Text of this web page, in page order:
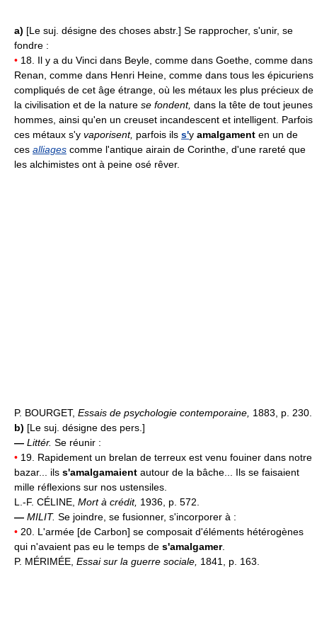
a) [Le suj. désigne des choses abstr.] Se rapprocher, s'unir, se
fondre :
• 18. Il y a du Vinci dans Beyle, comme dans Goethe, comme dans
Renan, comme dans Henri Heine, comme dans tous les épicuriens
compliqués de cet âge étrange, où les métaux les plus précieux de
la civilisation et de la nature se fondent, dans la tête de tout jeunes
hommes, ainsi qu'en un creuset incandescent et intelligent. Parfois
ces métaux s'y vaporisent, parfois ils s'y amalgament en un de
ces alliages comme l'antique airain de Corinthe, d'une rareté que
les alchimistes ont à peine osé rêver.
P. BOURGET, Essais de psychologie contemporaine, 1883, p. 230.
b) [Le suj. désigne des pers.]
— Littér. Se réunir :
• 19. Rapidement un brelan de terreux est venu fouiner dans notre
bazar... ils s'amalgamaient autour de la bâche... Ils se faisaient
mille réflexions sur nos ustensiles.
L.-F. CÉLINE, Mort à crédit, 1936, p. 572.
— MILIT. Se joindre, se fusionner, s'incorporer à :
• 20. L'armée [de Carbon] se composait d'éléments hétérogènes
qui n'avaient pas eu le temps de s'amalgamer.
P. MÉRIMÉE, Essai sur la guerre sociale, 1841, p. 163.